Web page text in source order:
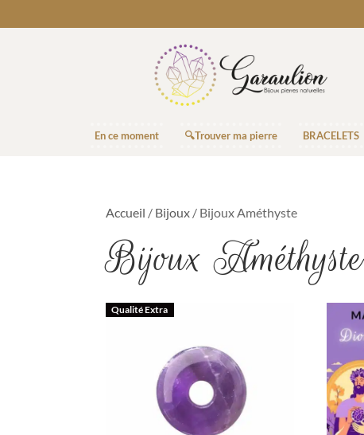
En ce moment 🔍Trouver ma pierre BRACELETS
Accueil / Bijoux/ Bijoux Améthyste
Bijoux Améthyste
Qualité Extra